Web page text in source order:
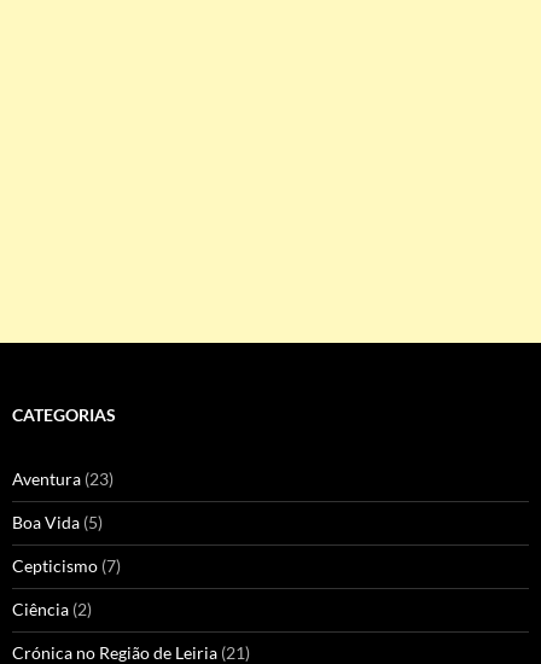
CATEGORIAS
Aventura (23)
Boa Vida (5)
Cepticismo (7)
Ciência (2)
Crónica no Região de Leiria (21)